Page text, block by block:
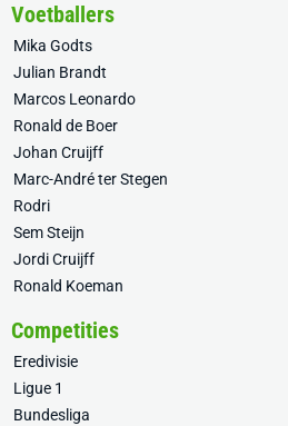
Voetballers
Mika Godts
Julian Brandt
Marcos Leonardo
Ronald de Boer
Johan Cruijff
Marc-André ter Stegen
Rodri
Sem Steijn
Jordi Cruijff
Ronald Koeman
Competities
Eredivisie
Ligue 1
Bundesliga